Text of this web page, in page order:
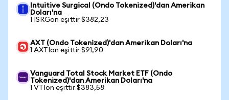
Intuitive Surgical (Ondo Tokenized)'dan Amerikan
Doları'na
1 ISRGon eşittir $382,23
AXT (Ondo Tokenized)'dan Amerikan Doları'na
1 AXTIon eşittir $91,90
Vanguard Total Stock Market ETF (Ondo
Tokenized)'dan Amerikan Doları'na
1 VTIon eşittir $383,58